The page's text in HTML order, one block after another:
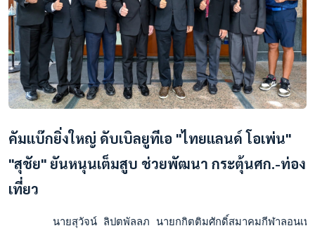
คัมแบ๊กยิ่งใหญ่ ดับเบิลยูทีเอ "ไทยแลนด์ โอเพ่น"
"สุชัย" ยันหนุนเต็มสูบ ช่วยพัฒนา กระตุ้นศก.-ท่อง
เที่ยว
นายสุวัจน์ ลิปตพัลลภ นายกกิตติมศักดิ์สมาคมกีฬาลอนเท